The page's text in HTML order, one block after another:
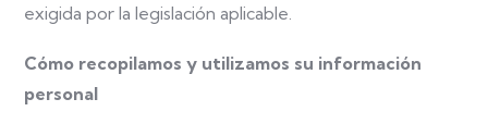
exigida por la legislación aplicable.
Cómo recopilamos y utilizamos su información
personal